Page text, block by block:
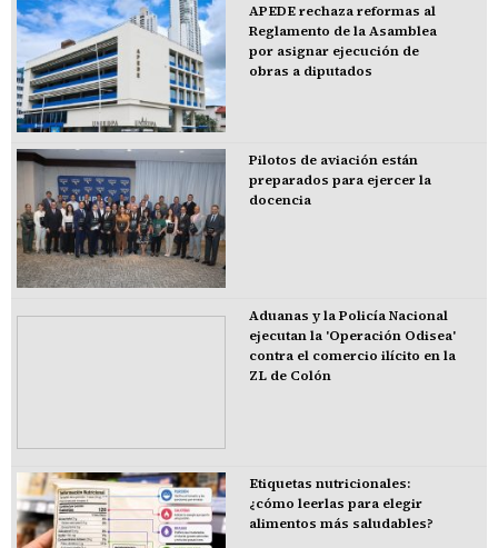
APEDE rechaza reformas al
Reglamento de la Asamblea
por asignar ejecución de
obras a diputados
Pilotos de aviación están
preparados para ejercer la
docencia
Aduanas y la Policía Nacional
ejecutan la 'Operación Odisea'
contra el comercio ilícito en la
ZL de Colón
Etiquetas nutricionales:
¿cómo leerlas para elegir
alimentos más saludables?